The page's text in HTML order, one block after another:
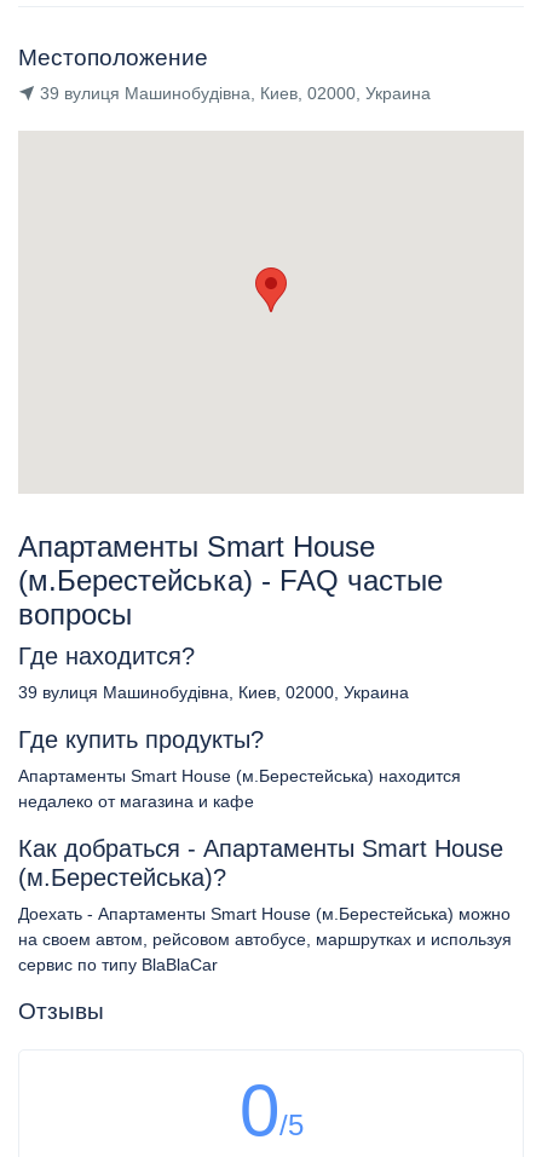
Местоположение
39 вулиця Машинобудівна, Киев, 02000, Украина
Апартаменты Smart House
(м.Берестейська) - FAQ частые
вопросы
Где находится?
39 вулиця Машинобудівна, Киев, 02000, Украина
Где купить продукты?
Апартаменты Smart House (м.Берестейська) находится
недалеко от магазина и кафе
Как добраться - Апартаменты Smart House
(м.Берестейська)?
Доехать - Апартаменты Smart House (м.Берестейська) можно
на своем автом, рейсовом автобусе, маршрутках и используя
сервис по типу BlaBlaCar
Отзывы
0/5